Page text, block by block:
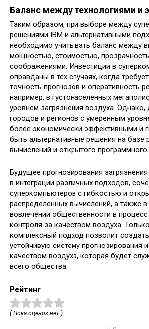
Баланс между технологиями и
Таким образом, при выборе между
решениями IBM и альтернативными
необходимо учитывать баланс между
мощностью, стоимостью,
соображениями. Инвестиции в
оправданы в тех случаях, когда
точность прогнозов и оперативность
например, в густонаселенных
уровнем загрязнения воздуха.
городов и регионов с умеренным
более экономически эффективными и
быть альтернативные решения на базе
вычислений и открытого программного
Будущее прогнозирования
в интеграции различных подходов,
суперкомпьютеров с гибкостью и
распределенных вычислений, а также в
вовлечении общественности в процесс
контроля за качеством воздуха.
комплексный подход позволит
устойчивую систему прогнозирования
качеством воздуха, которая будет
всего общества.
Рейтинг
( Пока оценок нет )